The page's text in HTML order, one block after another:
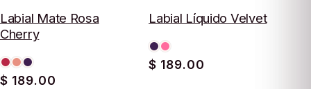
Labial Mate Rosa
Cherry
$ 189.00
Labial Líquido Velvet
$ 189.00